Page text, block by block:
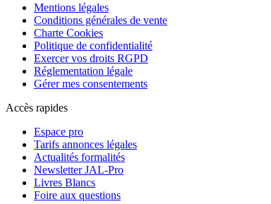
Mentions légales
Conditions générales de vente
Charte Cookies
Politique de confidentialité
Exercer vos droits RGPD
Réglementation légale
Gérer mes consentements
Accès rapides
Espace pro
Tarifs annonces légales
Actualités formalités
Newsletter JAL-Pro
Livres Blancs
Foire aux questions